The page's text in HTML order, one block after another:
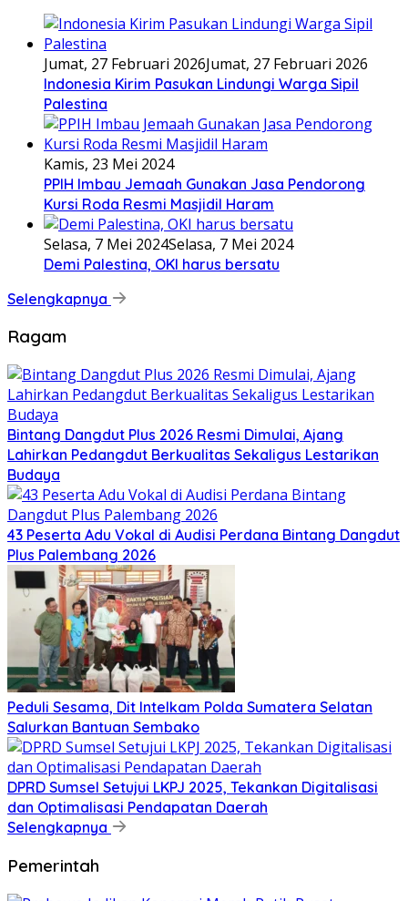
Jumat, 27 Februari 2026Jumat, 27 Februari 2026
Indonesia Kirim Pasukan Lindungi Warga Sipil
Palestina
Kamis, 23 Mei 2024
PPIH Imbau Jemaah Gunakan Jasa Pendorong
Kursi Roda Resmi Masjidil Haram
Selasa, 7 Mei 2024Selasa, 7 Mei 2024
Demi Palestina, OKI harus bersatu
Selengkapnya
Ragam
Bintang Dangdut Plus 2026 Resmi Dimulai, Ajang
Lahirkan Pedangdut Berkualitas Sekaligus Lestarikan
Budaya
43 Peserta Adu Vokal di Audisi Perdana Bintang Dangdut
Plus Palembang 2026
Peduli Sesama, Dit Intelkam Polda Sumatera Selatan
Salurkan Bantuan Sembako
DPRD Sumsel Setujui LKPJ 2025, Tekankan Digitalisasi
dan Optimalisasi Pendapatan Daerah
Selengkapnya
Pemerintah